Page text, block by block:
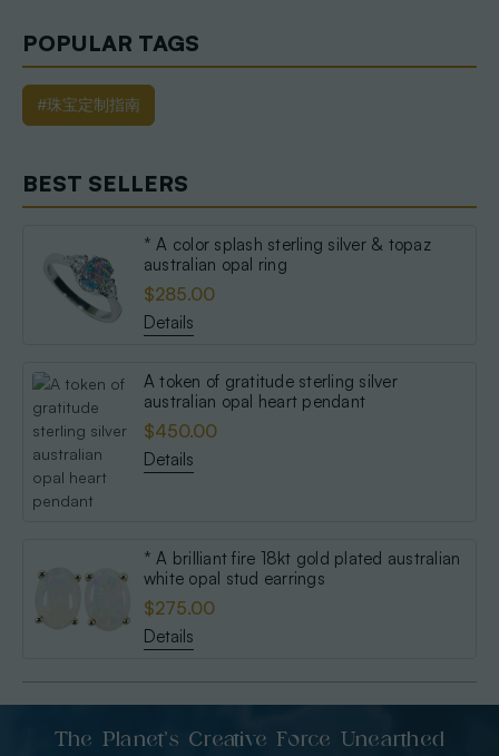
POPULAR TAGS
#珠宝定制指南
BEST SELLERS
* A color splash sterling silver & topaz
australian opal ring
$285.00
Details
A token of gratitude sterling silver
australian opal heart pendant
$450.00
Details
* A brilliant fire 18kt gold plated australian
white opal stud earrings
$275.00
Details
The Planet’s Creative Force Unearthed